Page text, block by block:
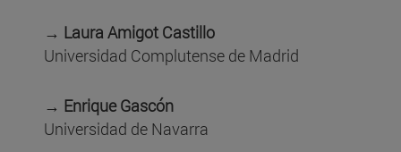
→ Laura Amigot Castillo
Universidad Complutense de Madrid
→ Enrique Gascón
Universidad de Navarra